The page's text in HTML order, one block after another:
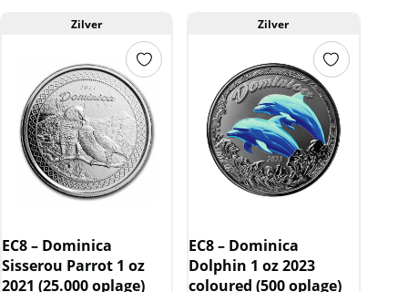
Zilver
EC8 – Dominica
Sisserou Parrot 1 oz
2021 (25.000 oplage)
Zilver
EC8 – Dominica
Dolphin 1 oz 2023
coloured (500 oplage)